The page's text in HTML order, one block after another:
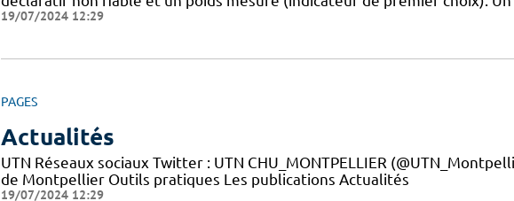
19/07/2024 12:29
PAGES
Actualités
UTN Réseaux sociaux Twitter : UTN CHU_MONTPELLIER
de Montpellier Outils pratiques Les publications Actualités
19/07/2024 12:29